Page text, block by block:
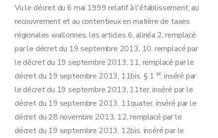
Vu le décret du 6 mai 1999 relatif à l'établissement, au
recouvrement et au contentieux en matière de taxes
régionales wallonnes, les articles 6, alinéa 2, remplacé
par le décret du 19 septembre 2013, 10, remplacé par
le décret du 19 septembre 2013, 11, remplacé par le
décret du 19 septembre 2013, 11bis, § 1 er, inséré par
le décret du 19 septembre 2013, 11ter, inséré par le
décret du 19 septembre 2013, 11quater, inséré par le
décret du 28 novembre 2013, 12, remplacé par le
décret du 19 septembre 2013, 12bis, inséré par le